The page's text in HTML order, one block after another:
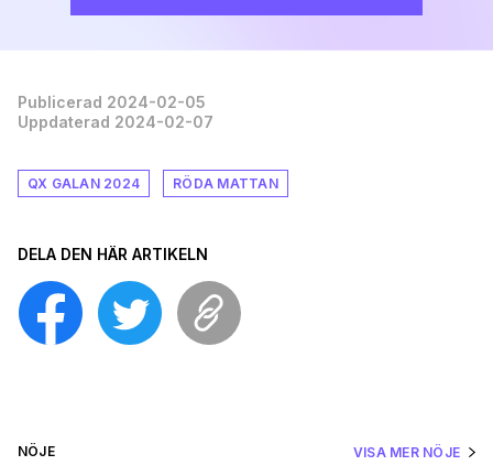
Publicerad 2024-02-05
Uppdaterad 2024-02-07
QX GALAN 2024 RÖDA MATTAN
DELA DEN HÄR ARTIKELN
NÖJE VISA MER NÖJE